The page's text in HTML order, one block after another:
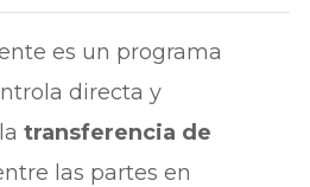
es un programa
directa y
transferencia de
las partes en